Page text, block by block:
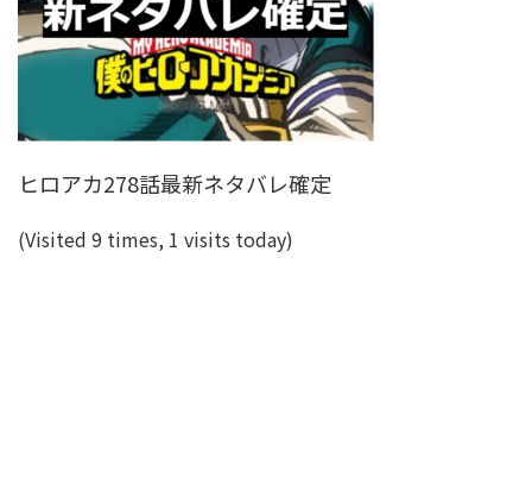
ヒロアカ278話最新ネタバレ確定
(Visited 9 times, 1 visits today)